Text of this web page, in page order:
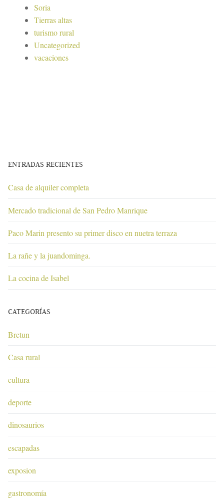
Soria
Tierras altas
turismo rural
Uncategorized
vacaciones
ENTRADAS RECIENTES
Casa de alquiler completa
Mercado tradicional de San Pedro Manrique
Paco Marin presento su primer disco en nuetra terraza
La rañe y la juandominga.
La cocina de Isabel
CATEGORÍAS
Bretun
Casa rural
cultura
deporte
dinosaurios
escapadas
exposion
gastronomía